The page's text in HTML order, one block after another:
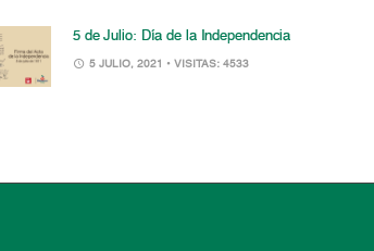
5 de Julio: Día de la Independencia
5 JULIO, 2021 • VISITAS: 4533